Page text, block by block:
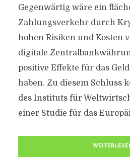
Gegenwärtig wäre ein
Zahlungsverkehr durch
hohen Risiken und Kosten
digitale
positive Effekte für das
haben. Zu diesem Schluss
des Instituts für
einer Studie für das